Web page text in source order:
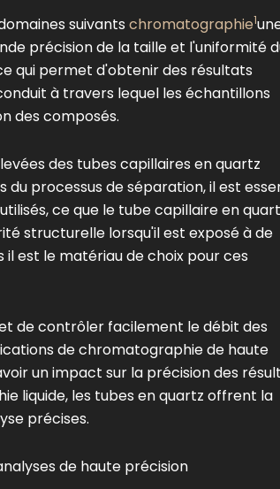
suivants chromatographie1
précision de la taille et l'uniformité
qui permet d'obtenir des résultats
à travers lequel les échantillons
des composés.
des tubes capillaires en quartz
processus de séparation, il est
ce que le tube capillaire en
structurelle lorsqu'il est exposé à de
est le matériau de choix pour ces
de contrôler facilement le débit des
de chromatographie de haute
un impact sur la précision des
liquide, les tubes en quartz offrent la
précises.
de haute précision